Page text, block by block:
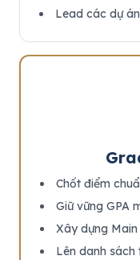
Lead các dự
Chốt điểm
Giữ vững GPA
Xây dựng
Lên danh sách